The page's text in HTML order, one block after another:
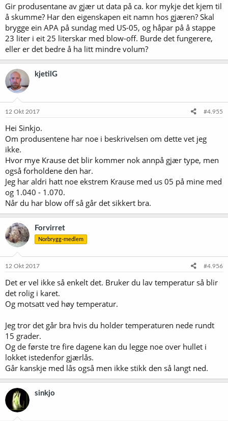
Gir produsentane av gjær ut data på ca. kor mykje det kjem til
å skumme? Har den eigenskapen eit namn hos gjæren? Skal
brygge ein APA på sundag med US-05, og håpar på å stappe
23 liter i eit 25 literskar med blow-off. Burde det fungerere,
eller er det bedre å ha litt mindre volum?
kjetilG
12 Okt 2017 #4.955
Hei Sinkjo.
Om produsentene har noe i beskrivelsen om dette vet jeg
ikke.
Hvor mye Krause det blir kommer nok annpå gjær type, men
også forholdene den har.
Jeg har aldri hatt noe ekstrem Krause med us 05 på mine med
og 1.040 - 1.070.
Når du har blow off så går det sikkert bra.
Forvirret
Norbrygg-medlem
12 Okt 2017 #4.956
Det er vel ikke så enkelt det. Bruker du lav temperatur så blir
det rolig i karet.
Og motsatt ved høy temperatur.
Jeg tror det går bra hvis du holder temperaturen nede rundt
15 grader.
Og de første tre fire dagene kan du legge noe over hullet i
lokket istedenfor gjærlås.
Går kanskje med lås også men ikke stikk den så langt ned.
sinkjo